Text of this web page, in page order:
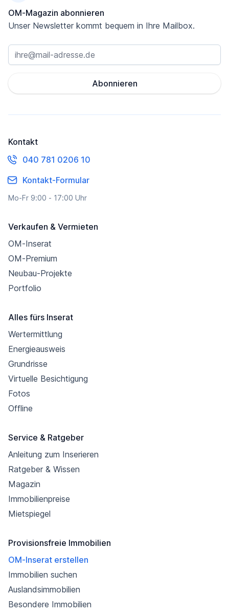
OM-Magazin abonnieren
Unser Newsletter kommt bequem in Ihre Mailbox.
Abonnieren
Kontakt
040 781 0206 10
Kontakt-Formular
Mo-Fr 9:00 - 17:00 Uhr
Verkaufen & Vermieten
OM-Inserat
OM-Premium
Neubau-Projekte
Portfolio
Alles fürs Inserat
Wertermittlung
Energieausweis
Grundrisse
Virtuelle Besichtigung
Fotos
Offline
Service & Ratgeber
Anleitung zum Inserieren
Ratgeber & Wissen
Magazin
Immobilienpreise
Mietspiegel
Provisionsfreie Immobilien
OM-Inserat erstellen
Immobilien suchen
Auslandsimmobilien
Besondere Immobilien